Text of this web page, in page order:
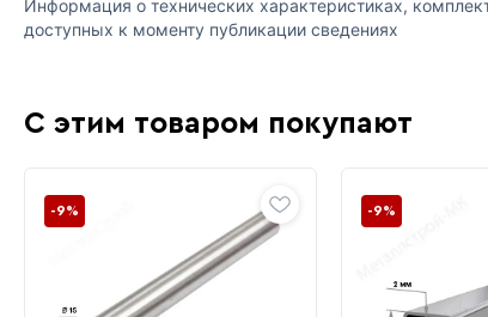
Информация о технических характеристиках,
доступных к моменту публикации сведениях
С этим товаром покупают
-9% -9%